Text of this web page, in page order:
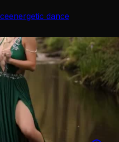
energetic dance